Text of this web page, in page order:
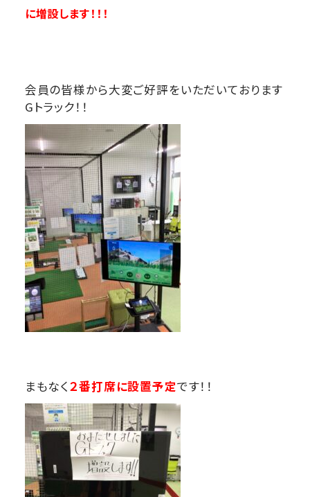
に増設します！！！
会員の皆様から大変ご好評をいただいております
Gトラック！！
まもなく２番打席に設置予定です！！